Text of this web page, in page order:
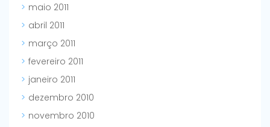
maio 2011
abril 2011
março 2011
fevereiro 2011
janeiro 2011
dezembro 2010
novembro 2010